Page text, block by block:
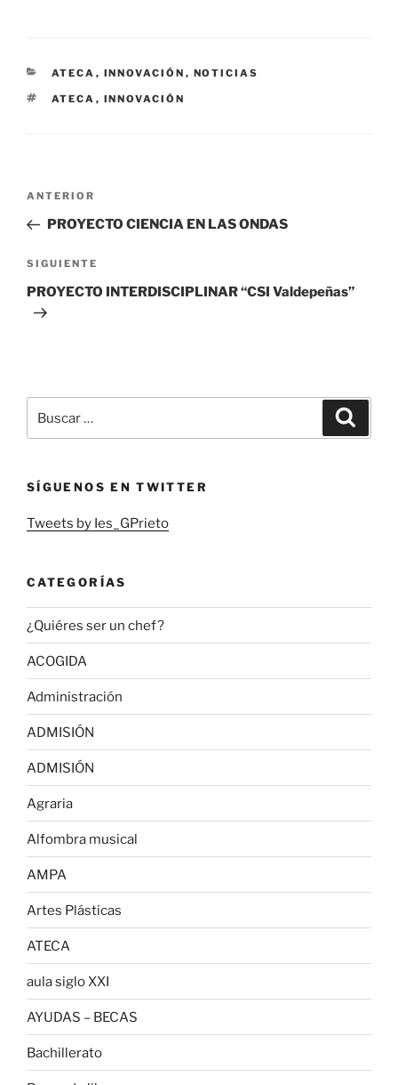
CATEGORÍAS
ATECA , INNOVACIÓN , NOTICIAS
ETIQUETAS
ATECA , INNOVACIÓN
Navegación
entradas
Entrada
anterior:
ANTERIOR
PROYECTO CIENCIA EN LAS ONDAS
Siguiente
entrada
SIGUIENTE
PROYECTO INTERDISCIPLINAR “CSI Valdepeñas”
por:
SÍGUENOS EN TWITTER
Tweets by Ies_GPrieto
CATEGORÍAS
¿Quiéres ser un chef?
ACOGIDA
Administración
ADMISIÓN
ADMISIÓN
Agraria
Alfombra musical
AMPA
Artes Plásticas
ATECA
aula siglo XXI
AYUDAS – BECAS
Bachillerato